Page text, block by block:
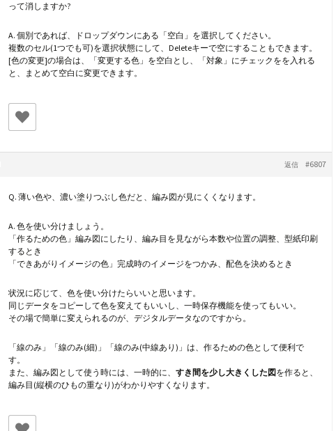
って消しますか?
A. 個別であれば、ドロップダウンにある「空白」を選択してください。
複数のセル(1つでも可)を選択状態にして、Deleteキーで空にすることもできます。
[色の変更]の場合は、「変更する色」を空白とし、「対象」にチェックをを入れる
と、まとめて空白に変更できます。
#6807
返信
Q. 薄い色や、濃い塗りつぶし色だと、編み図が見にくくなります。
A. 色を使い分けましょう。
「作るための色」編み図にしたり、編み目を見ながら本数や位置の調整、型紙印刷
するとき
「できあがりイメージの色」完成時のイメージをつかみ、配色を決めるとき
状況に応じて、色を使い分けたらいいと思います。
同じデータをコピーして色を変えてもいいし、一時保存機能を使ってもいい。
その場で簡単に変えられるのが、デジタルデータなのですから。
「線のみ」「線のみ(細)」「線のみ(中線あり)」は、作るための色として便利で
す。
また、編み図として使う時には、一時的に、 すき間を少し大きくした図を作ると、
編み目(縦横のひもの重なり)がわかりやすくなります。